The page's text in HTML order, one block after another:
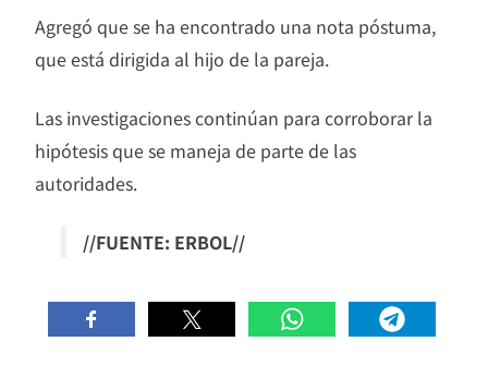
Agregó que se ha encontrado una nota póstuma,
que está dirigida al hijo de la pareja.
Las investigaciones continúan para corroborar la
hipótesis que se maneja de parte de las
autoridades.
//FUENTE: ERBOL//